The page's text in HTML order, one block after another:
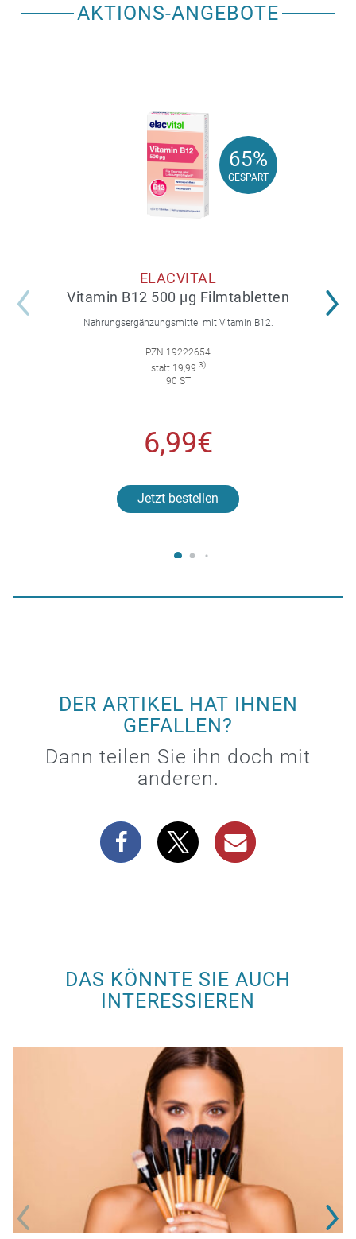
AKTIONS-ANGEBOTE
65%
GESPART
65%
GESPART
ELACVITAL
Vitamin B12 500 µg Filmtabletten
Nahrungsergänzungsmittel mit Vitamin B12.
PZN 19222654
statt 19,99 3)
90 ST
6,99€
Jetzt bestellen
DER ARTIKEL HAT IHNEN
GEFALLEN?
Dann teilen Sie ihn doch mit
anderen.
DAS KÖNNTE SIE AUCH
INTERESSIEREN